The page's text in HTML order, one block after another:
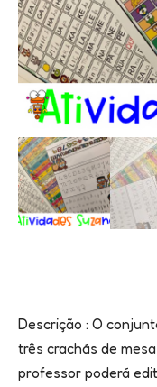
Descrição : O
três crachás de
professor poderá